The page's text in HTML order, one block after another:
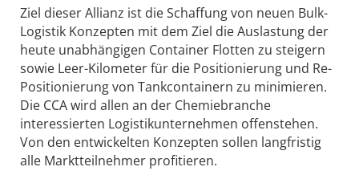
Ziel dieser Allianz ist die Schaffung von neuen Bulk-
Logistik Konzepten mit dem Ziel die Auslastung der
heute unabhängigen Container Flotten zu steigern
sowie Leer-Kilometer für die Positionierung und Re-
Positionierung von Tankcontainern zu minimieren.
Die CCA wird allen an der Chemiebranche
interessierten Logistikunternehmen offenstehen.
Von den entwickelten Konzepten sollen langfristig
alle Marktteilnehmer profitieren.